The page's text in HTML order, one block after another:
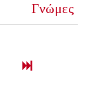
Γνώμες